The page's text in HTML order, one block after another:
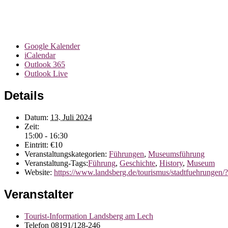
Google Kalender
iCalendar
Outlook 365
Outlook Live
Details
Datum: 13. Juli 2024
Zeit:
15:00 - 16:30
Eintritt: €10
Veranstaltungskategorien: Führungen, Museumsführung
Veranstaltung-Tags:Führung, Geschichte, History, Museum
Website: https://www.landsberg.de/tourismus/
Veranstalter
Tourist-Information Landsberg am Lech
Telefon 08191/128-246